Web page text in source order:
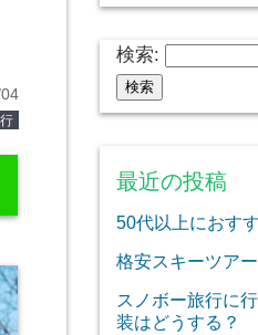
検索:
最近の投稿
50代以上におす
格安スキーツア
スノボー旅行に
装はどうする？